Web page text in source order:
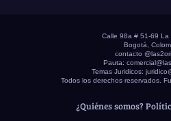
Calle 98a # 51-69 La
Bogotá,
contacto
Pauta:
Temas Juridicos:
Todos los derechos reservados.
¿Quiénes somos?